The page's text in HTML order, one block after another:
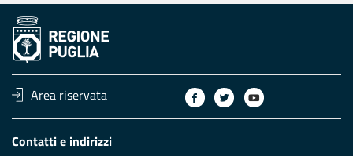
Area riservata
Contatti e indirizzi